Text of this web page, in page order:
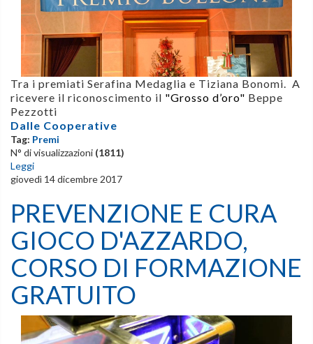
Tra i premiati Serafina Medaglia e Tiziana Bonomi. A
ricevere il riconoscimento il "Grosso d’oro" Beppe
Pezzotti
Dalle Cooperative
Tag: Premi
N° di visualizzazioni (1811)
Leggi
giovedì 14 dicembre 2017
PREVENZIONE E CURA
GIOCO D'AZZARDO,
CORSO DI FORMAZIONE
GRATUITO